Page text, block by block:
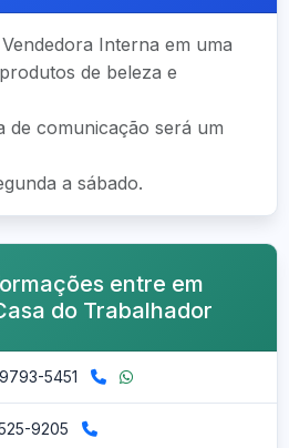
Interna em uma
de beleza e
de comunicação será um
a sábado.
entre em
do Trabalhador
5451
9205